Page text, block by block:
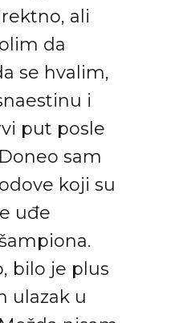
ali
da
se hvalim,
i
put posle
sam
koji su
uđe
bilo je plus
ulazak u